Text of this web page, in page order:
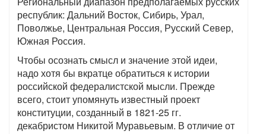
республик: Дальний Восток, Сибирь, Урал,
Поволжье, Центральная Россия, Русский Север,
Южная Россия.
Чтобы осознать смысл и значение этой идеи,
надо хотя бы вкратце обратиться к истории
российской федералистской мысли. Прежде
всего, стоит упомянуть известный проект
конституции, созданный в 1821-25 гг.
декабристом Никитой Муравьевым. В отличие от